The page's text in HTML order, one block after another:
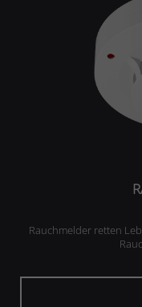
Rauchmelder retten